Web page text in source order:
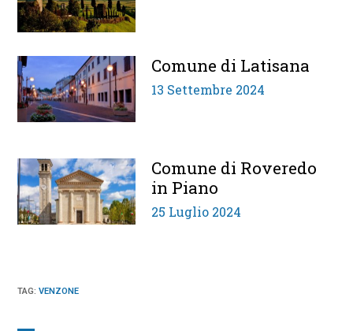
Comune di Latisana
13 Settembre 2024
Comune di Roveredo
in Piano
25 Luglio 2024
TAG:VENZONE